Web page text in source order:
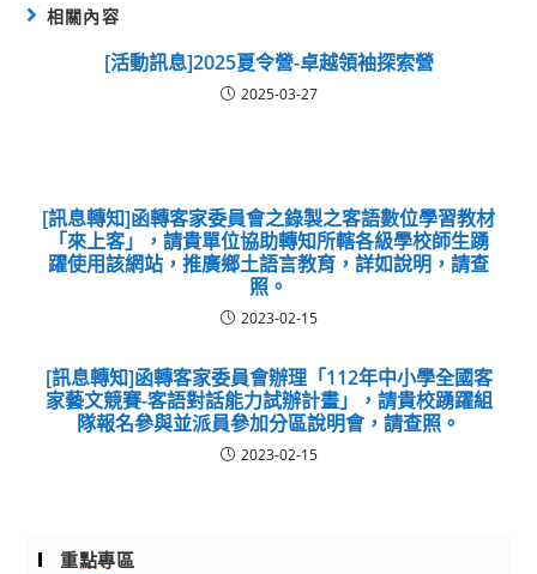
相關內容
[活動訊息]2025夏令營-卓越領袖探索營
2025-03-27
[訊息轉知]函轉客家委員會之錄製之客語數位學習教材
「來上客」，請貴單位協助轉知所轄各級學校師生踴
躍使用該網站，推廣鄉土語言教育，詳如說明，請查
照。
2023-02-15
[訊息轉知]函轉客家委員會辦理「112年中小學全國客
家藝文競賽-客語對話能力試辦計畫」，請貴校踴躍組
隊報名參與並派員參加分區說明會，請查照。
2023-02-15
重點專區